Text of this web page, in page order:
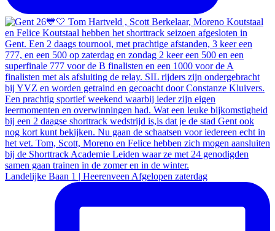
Landelijke Baan 1 | Heerenveen Afgelopen zaterdag